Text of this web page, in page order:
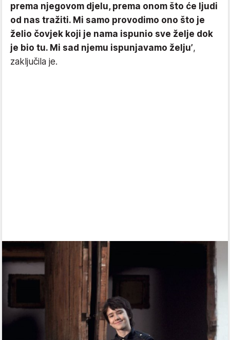
prema njegovom djelu, prema onom što će ljudi
od nas tražiti. Mi samo provodimo ono što je
želio čovjek koji je nama ispunio sve želje dok
je bio tu. Mi sad njemu ispunjavamo želju’,
zaključila je.